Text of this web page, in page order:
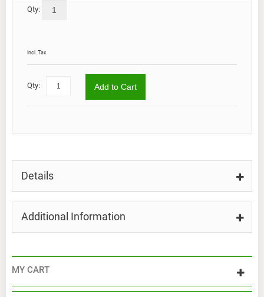
Qty:
Incl. Tax
Qty: Add to Cart
Details
Additional Information
MY CART